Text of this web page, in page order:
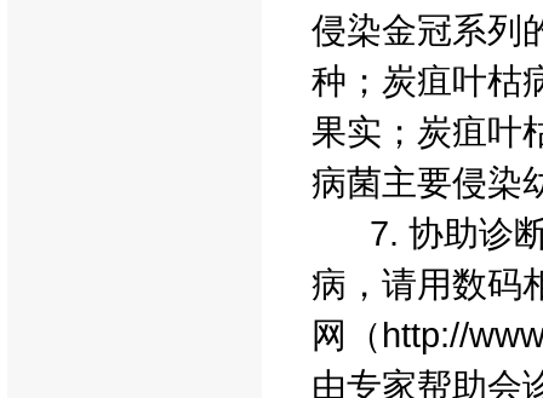
侵染金冠系列
种；炭疽叶枯
果实；炭疽叶
病菌主要侵染
7. 协助诊断
病，请用数码
网（http://
由专家帮助会